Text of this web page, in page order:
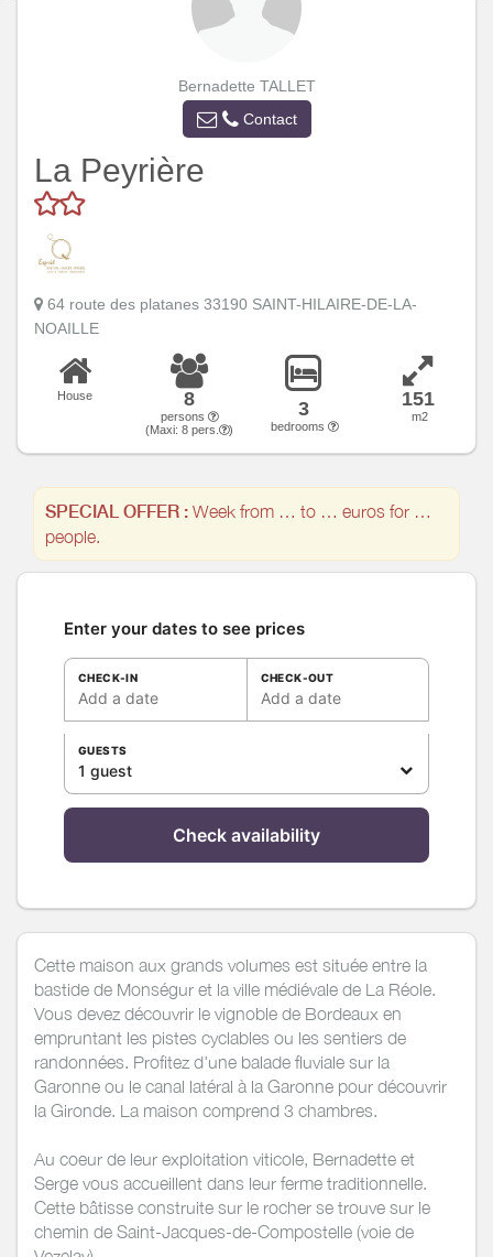
Bernadette TALLET
Contact
La Peyrière
64 route des platanes 33190 SAINT-HILAIRE-DE-LA-
NOAILLE
House 8
persons
(Maxi: 8 pers. )
3
bedrooms
151
m2
SPECIAL OFFER : Week from … to … euros for …
people.
Enter your dates to see prices
CHECK-IN
Add a date
CHECK-OUT
Add a date
GUESTS
1 guest
Check availability
Cette maison aux grands volumes est située entre la
bastide de Monségur et la ville médiévale de La Réole.
Vous devez découvrir le vignoble de Bordeaux en
empruntant les pistes cyclables ou les sentiers de
randonnées. Profitez d'une balade fluviale sur la
Garonne ou le canal latéral à la Garonne pour découvrir
la Gironde. La maison comprend 3 chambres.
Au coeur de leur exploitation viticole, Bernadette et
Serge vous accueillent dans leur ferme traditionnelle.
Cette bâtisse construite sur le rocher se trouve sur le
chemin de Saint-Jacques-de-Compostelle (voie de